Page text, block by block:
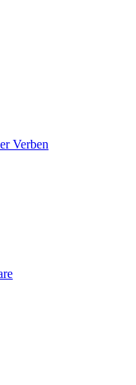
Verben